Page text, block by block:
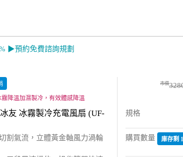
▶預約免費諮詢規劃
降溫加濕製冷，有效體感降溫
友 冰霧製冷充電風扇 (UF-
割氣流，立體黃金軸風力渦輪
規格
購買數量 庫存剩